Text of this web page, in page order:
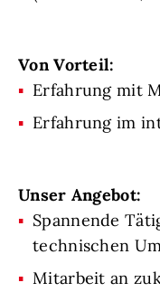
Von Vorteil:
Erfahrung mit
Erfahrung im
Unser Angebot:
Spannende
technischen
Mitarbeit an